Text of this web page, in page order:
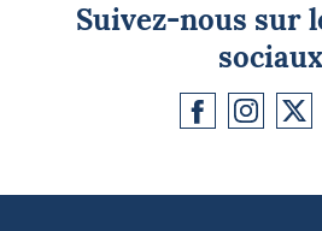
Suivez-nous sur
sociaux